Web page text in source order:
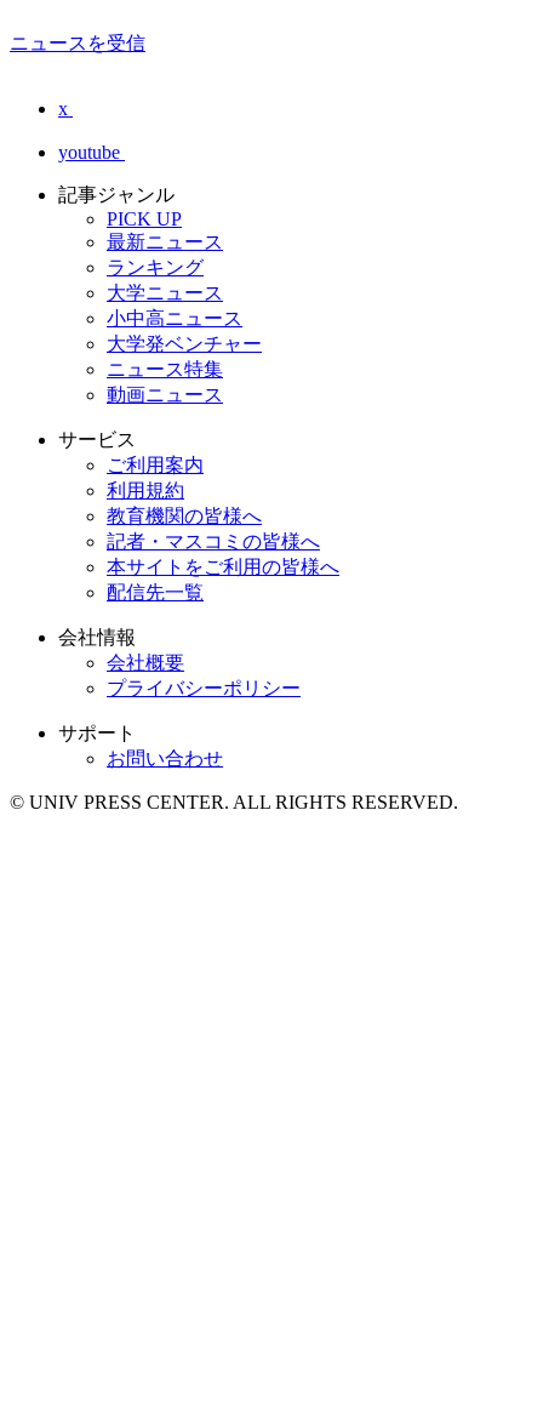
ニュースを受信
x
youtube
記事ジャンル
PICK UP
最新ニュース
ランキング
大学ニュース
小中高ニュース
大学発ベンチャー
ニュース特集
動画ニュース
サービス
ご利用案内
利用規約
教育機関の皆様へ
記者・マスコミの皆様へ
本サイトをご利用の皆様へ
配信先一覧
会社情報
会社概要
プライバシーポリシー
サポート
お問い合わせ
© UNIV PRESS CENTER. ALL RIGHTS RESERVED.